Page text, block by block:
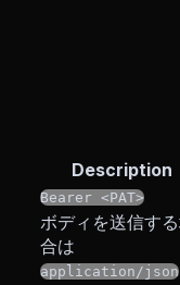
Description
Bearer <PAT>
ボディを送信す
合は
application/json